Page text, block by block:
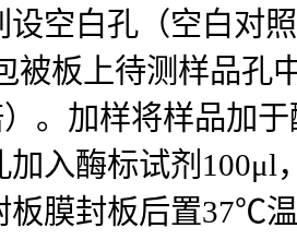
设空白孔（空白对
被板上待测样品孔
。加样将样品加
加入酶标试剂100μl
板膜封板后置37℃